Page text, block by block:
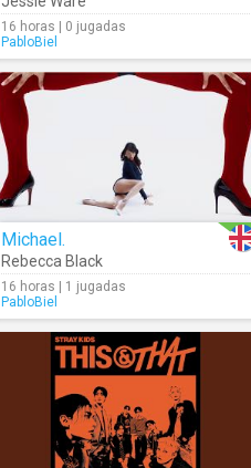
16 horas | 0 jugadas
PabloBiel
Michael.
Rebecca Black
16 horas | 1 jugadas
PabloBiel